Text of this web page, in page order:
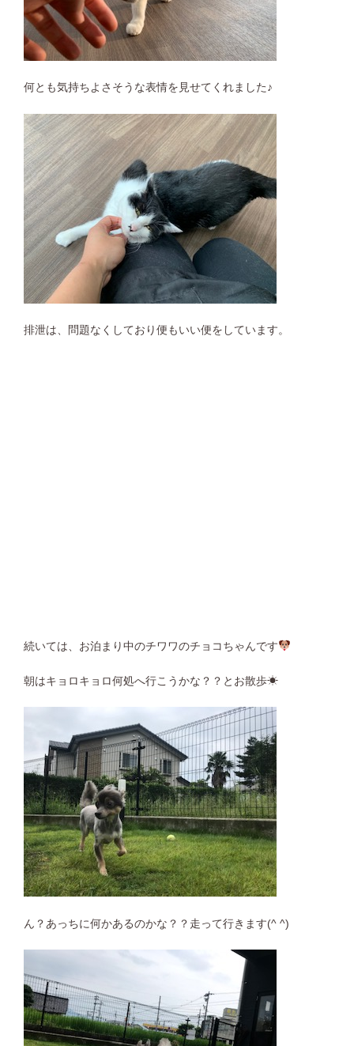
何とも気持ちよさそうな表情を見せてくれました♪
排泄は、問題なくしており便もいい便をしています。
続いては、お泊まり中のチワワのチョコちゃんです
朝はキョロキョロ何処へ行こうかな？？とお散歩☀︎
ん？あっちに何かあるのかな？？走って行きます(^ ^)